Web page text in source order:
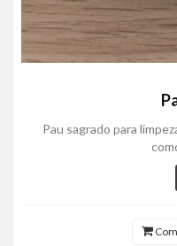
Pau sagrado para